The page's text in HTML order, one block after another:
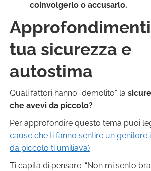
coinvolgerlo o accusarlo.
tua sicurezza e
autostima
Quali fattori hanno “demolito” la
che avevi da piccolo?
Per approfondire questo tema puoi
cause che ti fanno sentire un genitore
da piccolo ti umiliava)
Ti capita di pensare: “Non mi sento